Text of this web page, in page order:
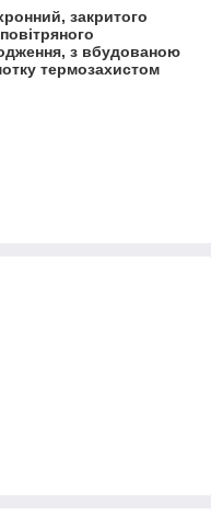
закритого
з вбудованою
термозахистом